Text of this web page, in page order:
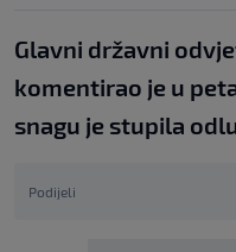
Glavni državni
komentirao je u
snagu je stupila
Podijeli